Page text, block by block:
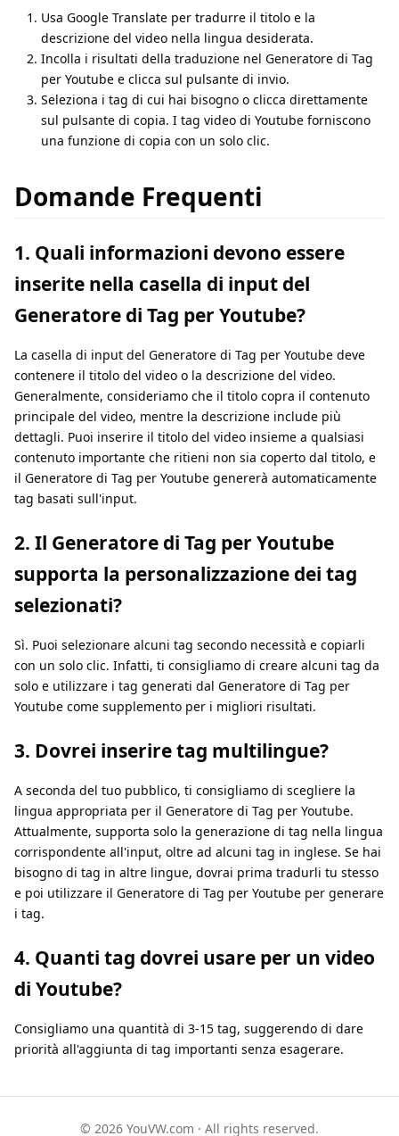
Usa Google Translate per tradurre il titolo e la
descrizione del video nella lingua desiderata.
Incolla i risultati della traduzione nel Generatore di Tag
per Youtube e clicca sul pulsante di invio.
Seleziona i tag di cui hai bisogno o clicca direttamente
sul pulsante di copia. I tag video di Youtube forniscono
una funzione di copia con un solo clic.
Domande Frequenti
1. Quali informazioni devono essere
inserite nella casella di input del
Generatore di Tag per Youtube?
La casella di input del Generatore di Tag per Youtube deve
contenere il titolo del video o la descrizione del video.
Generalmente, consideriamo che il titolo copra il contenuto
principale del video, mentre la descrizione include più
dettagli. Puoi inserire il titolo del video insieme a qualsiasi
contenuto importante che ritieni non sia coperto dal titolo, e
il Generatore di Tag per Youtube genererà automaticamente
tag basati sull'input.
2. Il Generatore di Tag per Youtube
supporta la personalizzazione dei tag
selezionati?
Sì. Puoi selezionare alcuni tag secondo necessità e copiarli
con un solo clic. Infatti, ti consigliamo di creare alcuni tag da
solo e utilizzare i tag generati dal Generatore di Tag per
Youtube come supplemento per i migliori risultati.
3. Dovrei inserire tag multilingue?
A seconda del tuo pubblico, ti consigliamo di scegliere la
lingua appropriata per il Generatore di Tag per Youtube.
Attualmente, supporta solo la generazione di tag nella lingua
corrispondente all'input, oltre ad alcuni tag in inglese. Se hai
bisogno di tag in altre lingue, dovrai prima tradurli tu stesso
e poi utilizzare il Generatore di Tag per Youtube per generare
i tag.
4. Quanti tag dovrei usare per un video
di Youtube?
Consigliamo una quantità di 3-15 tag, suggerendo di dare
priorità all'aggiunta di tag importanti senza esagerare.
© 2026 YouVW.com · All rights reserved.